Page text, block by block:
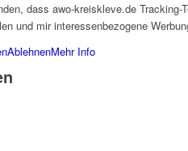
dass awo-kreiskleve.de
und mir interessenbezogene
AblehnenMehr Info